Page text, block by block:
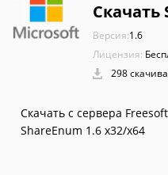
Скачать
Версия:1.6
Лицензия:
298
Скачать с сервера Freesoft
ShareEnum 1.6 x32/x64